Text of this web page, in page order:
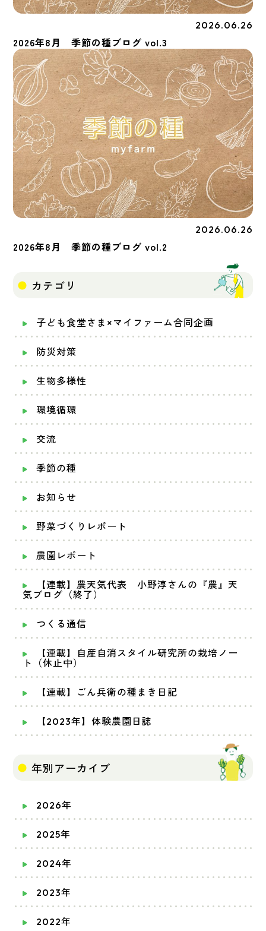
2026.06.26
2026年8月 季節の種ブログ vol.3
2026.06.26
2026年8月 季節の種ブログ vol.2
カテゴリ
子ども食堂さま×マイファーム合同企画
防災対策
生物多様性
環境循環
交流
季節の種
お知らせ
野菜づくりレポート
農園レポート
【連載】農天気代表 小野淳さんの『農』天
気ブログ（終了）
つくる通信
【連載】自産自消スタイル研究所の栽培ノー
ト（休止中）
【連載】ごん兵衛の種まき日記
【2023年】体験農園日誌
年別アーカイブ
2026年
2025年
2024年
2023年
2022年